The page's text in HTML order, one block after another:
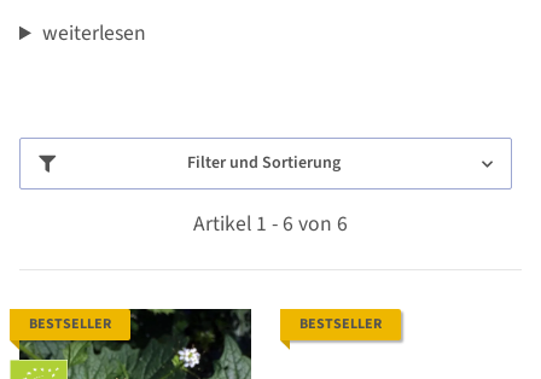
weiterlesen
Filter und Sortierung
Artikel 1 - 6 von 6
BESTSELLER BESTSELLER